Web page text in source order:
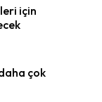
için
daha çok